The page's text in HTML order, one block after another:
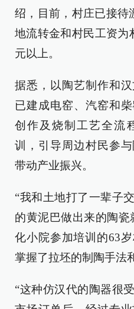
绍，目前，村庄已接待
地流转金和村民工资为
元以上。
据悉，以陶艺制作和
已建成电窑、汽窑和
创作及烧制工艺全流
训，引导周边村民参
带动产业振兴。
“我和土地打了一辈子
的黄泥巴做出来的陶瓷
化小院参加培训的63
掌握了拉坯的制陶手法
“这种仿汉代的陶器很